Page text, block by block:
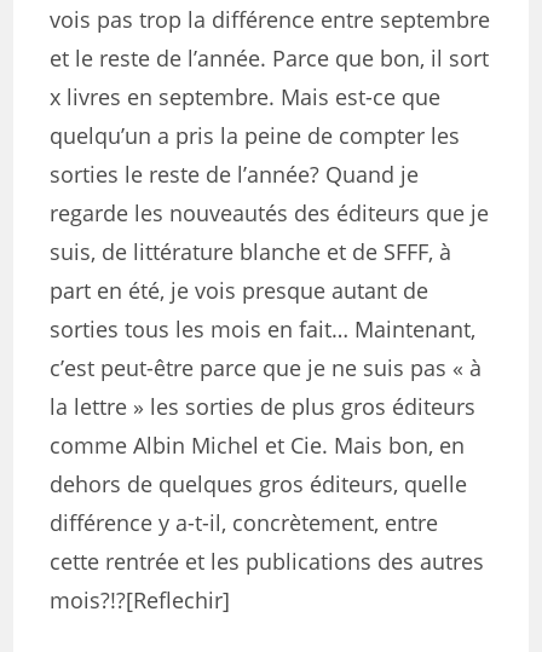
vois pas trop la différence entre septembre
et le reste de l’année. Parce que bon, il sort
x livres en septembre. Mais est-ce que
quelqu’un a pris la peine de compter les
sorties le reste de l’année? Quand je
regarde les nouveautés des éditeurs que je
suis, de littérature blanche et de SFFF, à
part en été, je vois presque autant de
sorties tous les mois en fait… Maintenant,
c’est peut-être parce que je ne suis pas « à
la lettre » les sorties de plus gros éditeurs
comme Albin Michel et Cie. Mais bon, en
dehors de quelques gros éditeurs, quelle
différence y a-t-il, concrètement, entre
cette rentrée et les publications des autres
mois?!?[Reflechir]